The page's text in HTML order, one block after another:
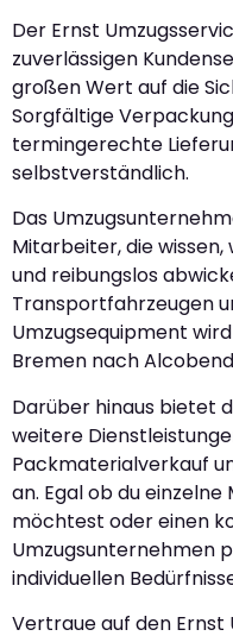
Der Ernst
zuverlässigen
großen Wert auf die
Sorgfältige
termingerechte
selbstverständlich.
Das
Mitarbeiter, die
und reibungslos
Transportfahrzeugen
Umzugsequipment
Bremen nach
Darüber hinaus bietet
weitere
Packmaterialverkauf
an. Egal ob du
möchtest oder einen
Umzugsunternehmen
individuellen
Vertraue auf den Ernst